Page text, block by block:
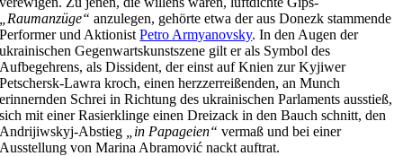
„Raumanzüge“anzulegen, gehörte etwa der aus Donezk stammende
Performer und AktionistPetro Armyanovsky. In den Augen der
ukrainischen Gegenwartskunstszene gilt er als Symbol des
Aufbegehrens, als Dissident, der einst auf Knien zur Kyjiwer
Petschersk-Lawra kroch, einen herzzerreißenden, an Munch
erinnernden Schrei in Richtung des ukrainischen Parlaments ausstieß,
sich mit einer Rasierklinge einen Dreizack in den Bauch schnitt, den
Andrijiwskyj-Abstieg
„in Papageien“ vermaß und bei einer
Ausstellung von Marina Abramović nackt auftrat.